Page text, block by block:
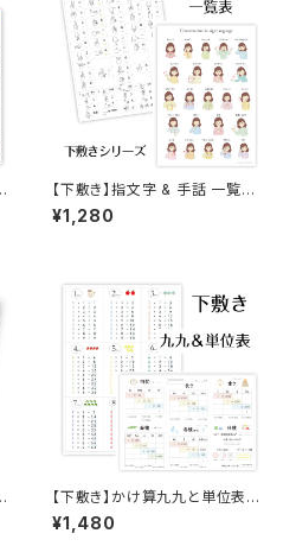
【下敷き】指文字 & 手話 一覧
表 A4サイズ ソノリテ
¥1,280
【下敷き】かけ算九九と単位表
（小学校全学年用）A4サイズ
¥1,480